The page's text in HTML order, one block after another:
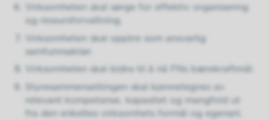
Virksomheten skal sørge for effektiv organisering
og ressursforvaltning.
Virksomheten skal opptre som ansvarlig
samfunnsaktør.
Virksomheten skal bidra til å nå FNs bærekraftmål.
Styresammensettingen skal kjennetegnes av
relevant kompetanse, kapasitet og mangfold ut
fra den enkeltes virksomhets formål og egenart.